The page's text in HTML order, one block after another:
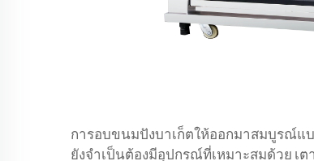
การอบขนมปังบาเก็ตให้ออกมาสมบูรณ์แ
ยังจำเป็นต้องมีอุปกรณ์ที่เหมาะสมด้วย เ